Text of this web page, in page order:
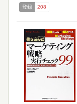
登録 208